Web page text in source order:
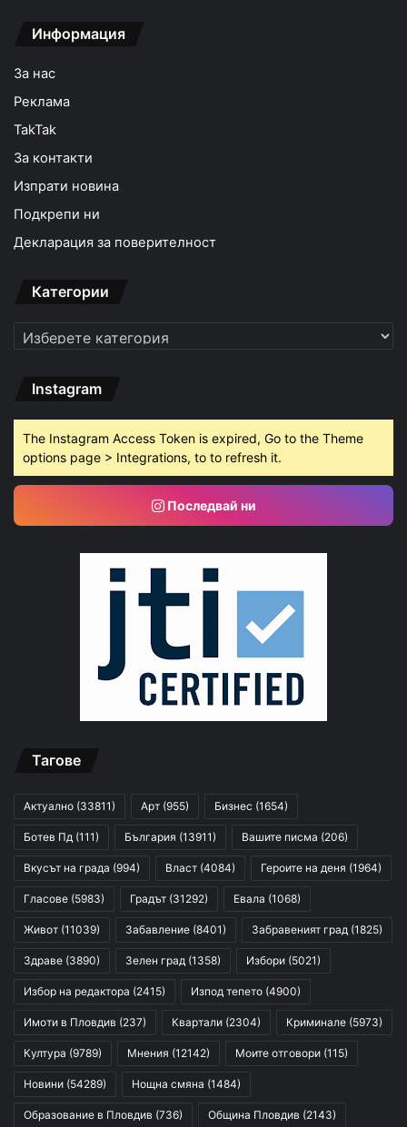
Информация
За нас
Реклама
TakTak
За контакти
Изпрати новина
Подкрепи ни
Декларация за поверителност
Категории
Категории
Instagram
The Instagram Access Token is expired, Go to the Theme
options page > Integrations, to to refresh it.
Последвай ни
Тагове
Актуално (33811) Арт (955) Бизнес (1654)
Ботев Пд (111) България (13911) Вашите писма (206)
Вкусът на града (994) Власт (4084) Героите на деня (1964)
Гласове (5983) Градът (31292) Евала (1068)
Живот (11039) Забавление (8401) Забравеният град (1825)
Здраве (3890) Зелен град (1358) Избори (5021)
Избор на редактора (2415) Изпод тепето (4900)
Имоти в Пловдив (237) Квартали (2304) Криминале (5973)
Култура (9789) Мнения (12142) Моите отговори (115)
Новини (54289) Нощна смяна (1484)
Образование в Пловдив (736) Община Пловдив (2143)